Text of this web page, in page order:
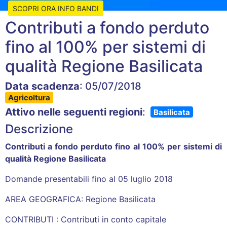
SCOPRI ORA INFO BANDI
Contributi a fondo perduto
fino al 100% per sistemi di
qualità Regione Basilicata
Data scadenza: 05/07/2018
Agricoltura
Attivo nelle seguenti regioni: Basilicata
Descrizione
Contributi a fondo perduto fino al 100% per sistemi di
qualità Regione Basilicata
Domande presentabili fino al 05 luglio 2018
AREA GEOGRAFICA: Regione Basilicata
CONTRIBUTI : Contributi in conto capitale